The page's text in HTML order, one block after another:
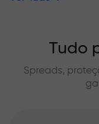
Tudo
Spreads,